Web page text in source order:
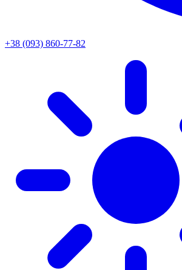
+38 (093) 860-77-82